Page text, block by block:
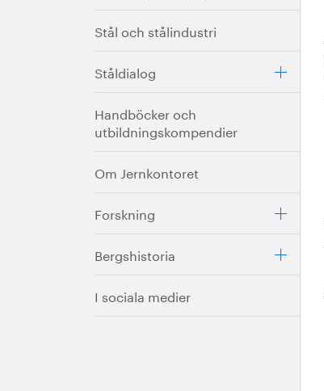
Stål och stålindustri
Ståldialog
Handböcker och
utbildningskompendier
Om Jernkontoret
Forskning
Bergshistoria
I sociala medier